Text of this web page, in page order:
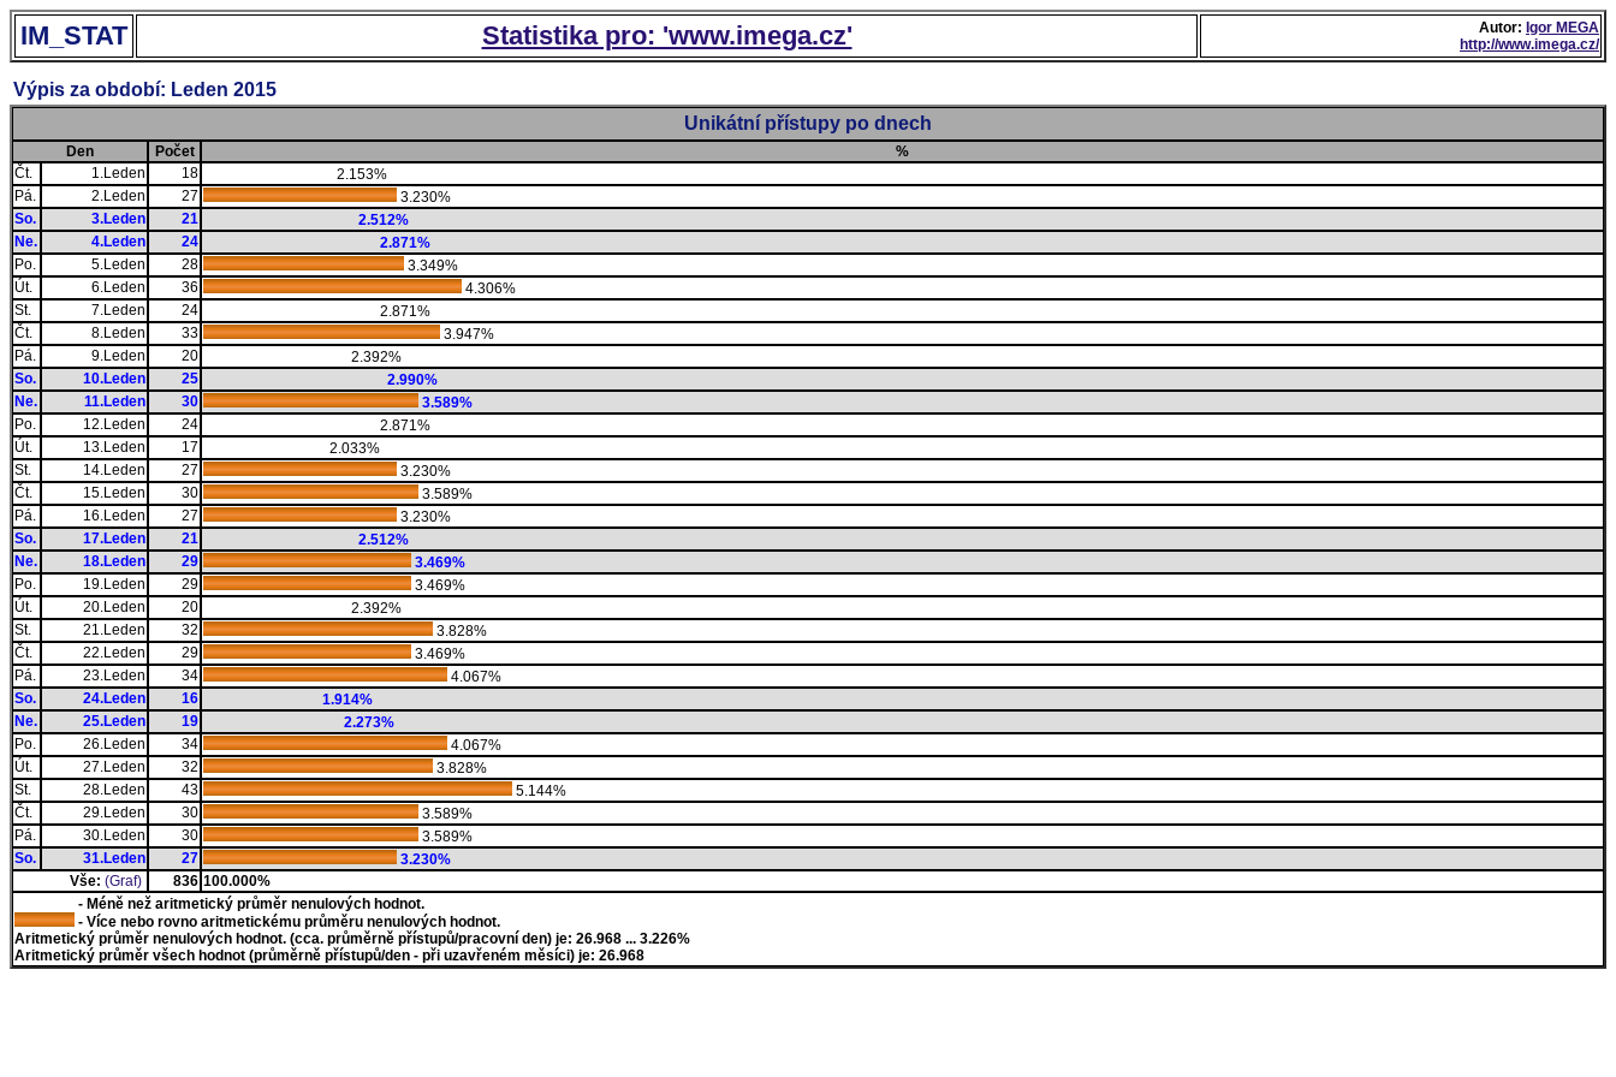
IM_STAT Statistika pro: 'www.imega.cz' Autor: Igor MEGA
http://www.imega.cz/
Výpis za období: Leden 2015
Unikátní přístupy po dnech
Den Počet
%
Čt.
1.Leden 18
2.153%
Pá.
2.Leden 27
3.230%
So.
3.Leden 21
2.512%
Ne.
4.Leden 24
2.871%
Po.
5.Leden 28
3.349%
Út.
6.Leden 36
4.306%
St.
7.Leden 24
2.871%
Čt.
8.Leden 33
3.947%
Pá.
9.Leden 20
2.392%
So.
10.Leden 25
2.990%
Ne.
11.Leden 30
3.589%
Po.
12.Leden 24
2.871%
Út.
13.Leden 17
2.033%
St.
14.Leden 27
3.230%
Čt.
15.Leden 30
3.589%
Pá.
16.Leden 27
3.230%
So.
17.Leden 21
2.512%
Ne.
18.Leden 29
3.469%
Po.
19.Leden 29
3.469%
Út.
20.Leden 20
2.392%
St.
21.Leden 32
3.828%
Čt.
22.Leden 29
3.469%
Pá.
23.Leden 34
4.067%
So.
24.Leden 16
1.914%
Ne.
25.Leden 19
2.273%
Po.
26.Leden 34
4.067%
Út.
27.Leden 32
3.828%
St.
28.Leden 43
5.144%
Čt.
29.Leden 30
3.589%
Pá.
30.Leden 30
3.589%
So.
31.Leden 27
3.230%
Vše: (Graf) 836 100.000%
- Méně než aritmetický průměr nenulových hodnot.
- Více nebo rovno aritmetickému průměru nenulových hodnot.
Aritmetický průměr nenulových hodnot. (cca. průměrně přístupů/pracovní den) je: 26.968 ... 3.226%
Aritmetický průměr všech hodnot (průměrně přístupů/den - při uzavřeném měsíci) je: 26.968